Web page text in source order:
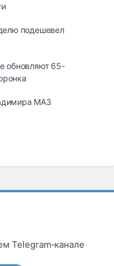
подешевел
обновляют 65-
МАЗ
Telegram‑канале